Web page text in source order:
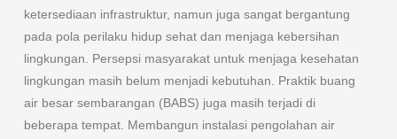
ketersediaan infrastruktur, namun juga sangat bergantung
pada pola perilaku hidup sehat dan menjaga kebersihan
lingkungan. Persepsi masyarakat untuk menjaga kesehatan
lingkungan masih belum menjadi kebutuhan. Praktik buang
air besar sembarangan (BABS) juga masih terjadi di
beberapa tempat. Membangun instalasi pengolahan air